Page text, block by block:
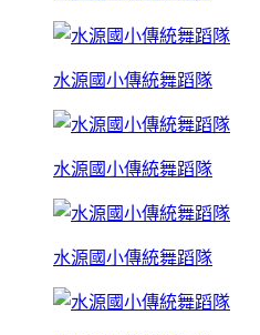
水源國小傳統舞蹈隊
水源國小傳統舞蹈隊
水源國小傳統舞蹈隊